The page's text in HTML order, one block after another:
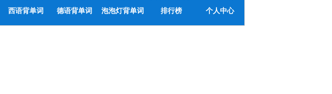
西语背单词 德语背单词 泡泡灯背单词 排行榜 个人中心